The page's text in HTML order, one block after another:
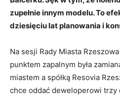
zupełnie innym modelu. To
dziesięciu lat planowania i
Na sesji Rady Miasta
punktem zapalnym była
miastem a spółką Resovia
chce oddać deweloperowi trzy